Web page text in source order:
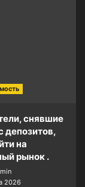
снявшие
депозитов,
на
рынок .
2026